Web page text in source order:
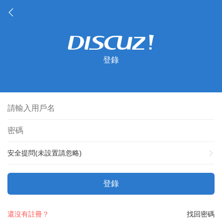
登錄
安全提問(未設置請忽略)
登錄
找回密碼
還沒有註冊？